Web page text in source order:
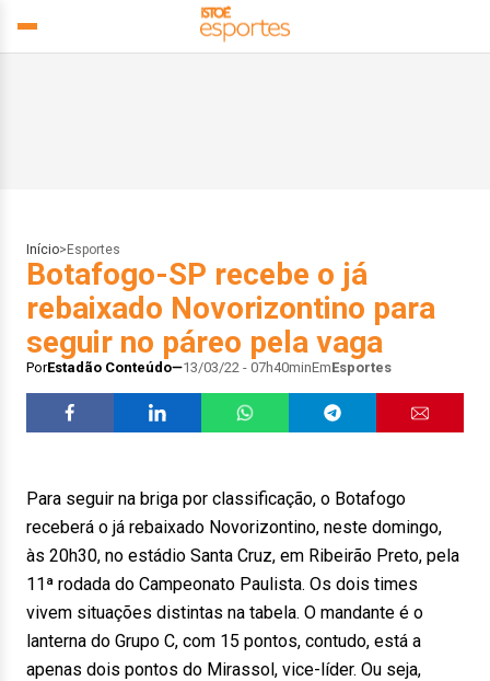
Início> Esportes
Botafogo-SP recebe o já
rebaixado Novorizontino para
seguir no páreo pela vaga
PorEstadão Conteúdo 13/03/22 - 07h40minEmEsportes
Para seguir na briga por classificação, o Botafogo
receberá o já rebaixado Novorizontino, neste domingo,
às 20h30, no estádio Santa Cruz, em Ribeirão Preto, pela
11ª rodada do Campeonato Paulista. Os dois times
vivem situações distintas na tabela. O mandante é o
lanterna do Grupo C, com 15 pontos, contudo, está a
apenas dois pontos do Mirassol, vice-líder. Ou seja,